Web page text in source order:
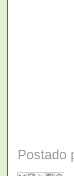
Postado